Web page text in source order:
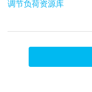
调节负荷资源库